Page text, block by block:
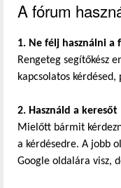
A fórum
1. Ne félj használni a
Rengeteg segítőkész
kapcsolatos
2. Használd a keresőt
Mielőtt bármit
a kérdésedre. A jobb
Google oldalára visz,